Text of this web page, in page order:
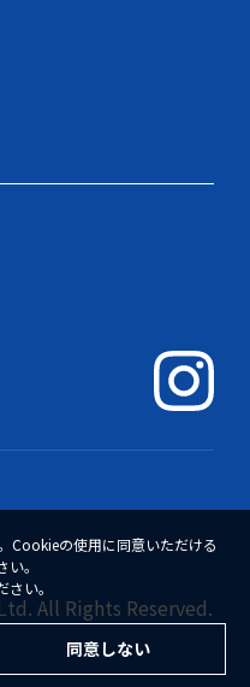
All Rights Reserved.
Cookieの使用に同意いただける
。
さい。
同意しない